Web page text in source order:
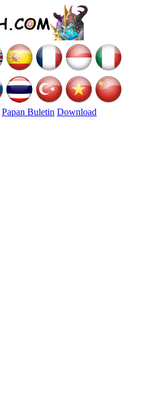
Papan Buletin Download